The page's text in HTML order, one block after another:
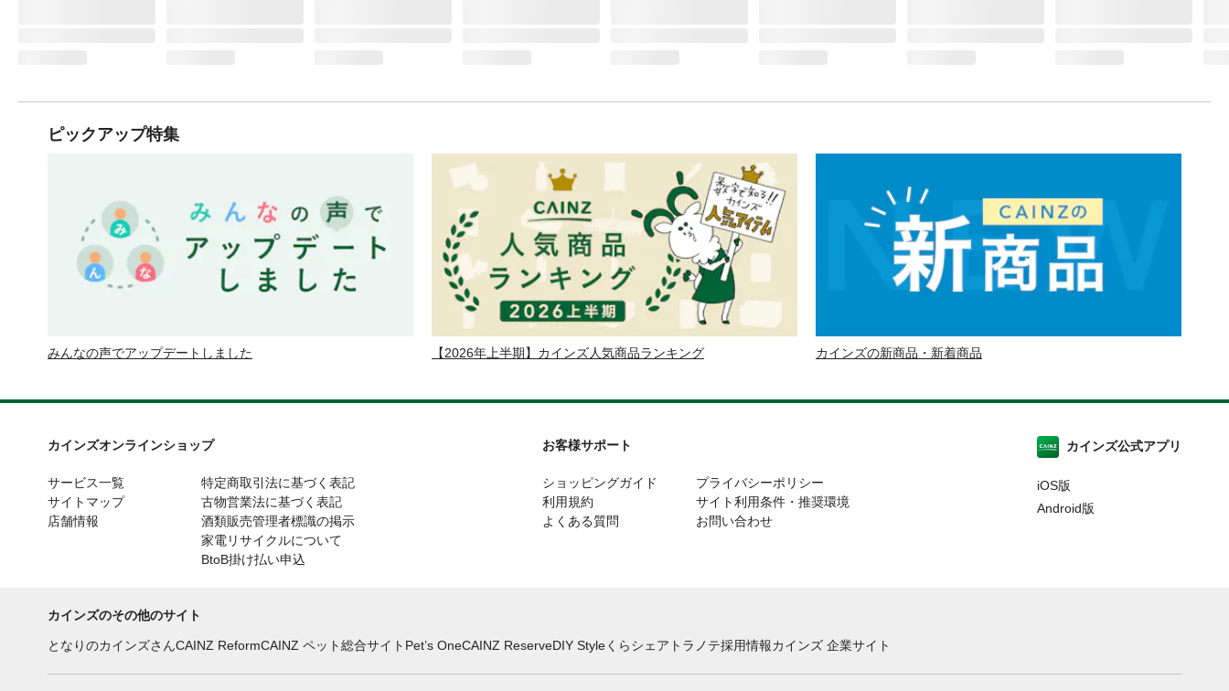
ピックアップ特集
みんなの声でアップデートしました 【2026年上半期】カインズ人気商品ランキング カインズの新商品・新着商品
カインズオンラインショップ
サービス一覧
サイトマップ
店舗情報
特定商取引法に基づく表記
古物営業法に基づく表記
酒類販売管理者標識の掲示
家電リサイクルについて
BtoB掛け払い申込
お客様サポート
ショッピングガイド
利用規約
よくある質問
プライバシーポリシー
サイト利用条件・推奨環境
お問い合わせ
カインズ公式アプリ
iOS版
Android版
カインズのその他のサイト
となりのカインズさんCAINZ ReformCAINZ ペット総合サイト Pet’s OneCAINZ ReserveDIY Styleくらシェア トラノテ採用情報カインズ 企業サイト